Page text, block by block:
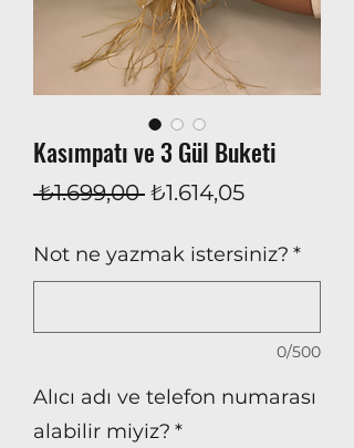
Kasımpatı ve 3 Gül Buketi
₺1.699,00 Normal
₺1.614,05İndirimli
Not ne yazmak istersiniz? *
0/500
Alıcı adı ve telefon numarası
alabilir miyiz? *